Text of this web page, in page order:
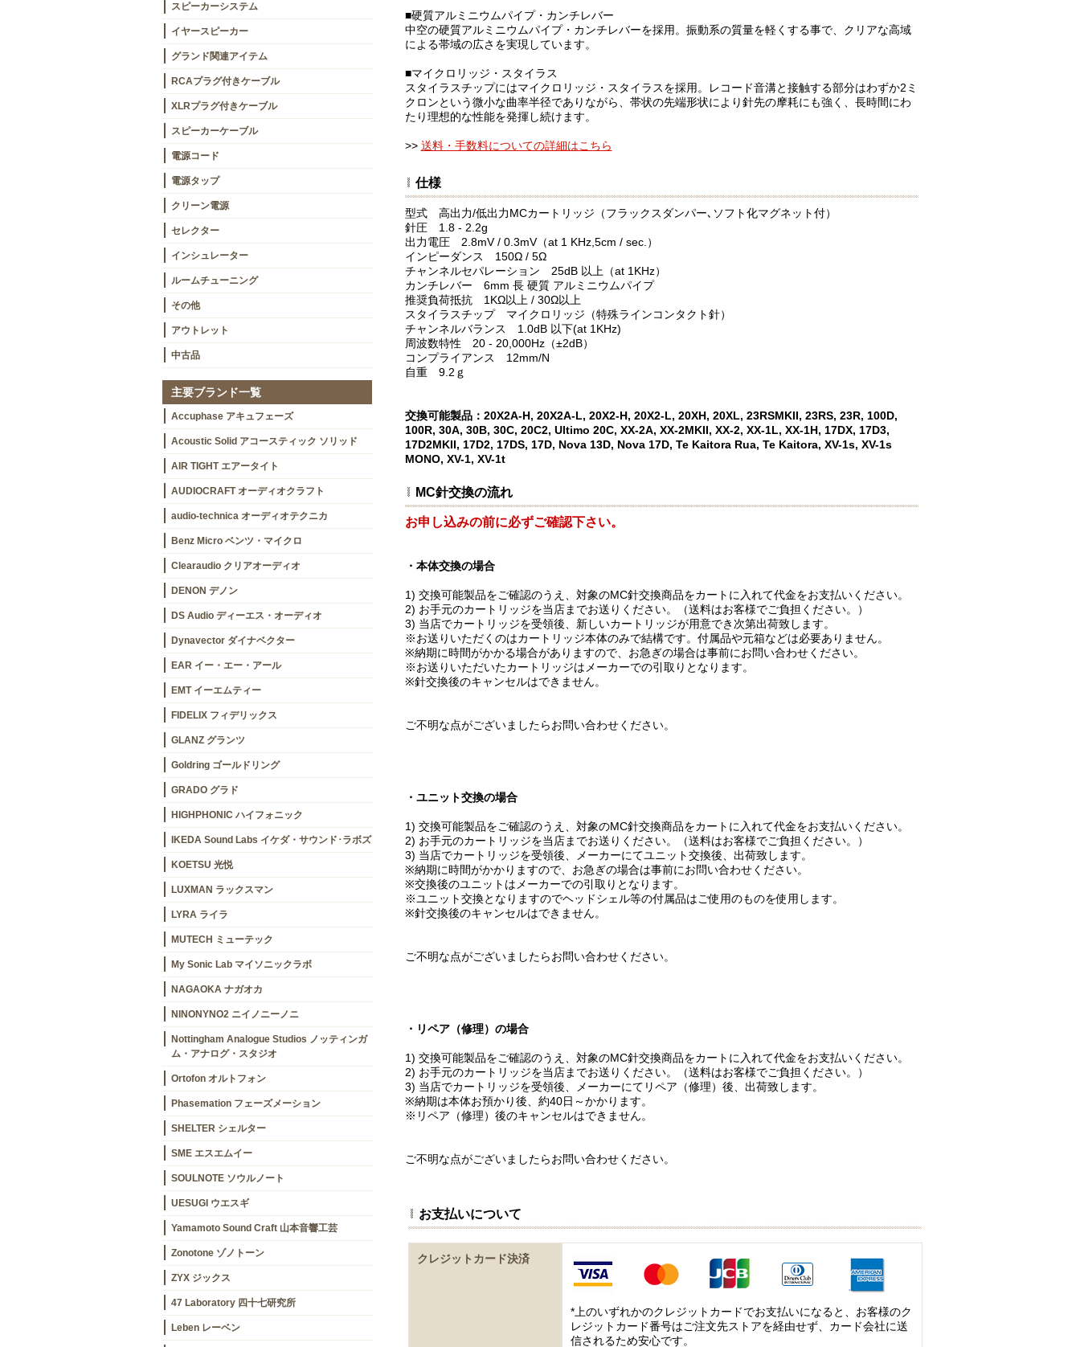
スピーカーシステム
イヤースピーカー
グランド関連アイテム
RCAプラグ付きケーブル
XLRプラグ付きケーブル
スピーカーケーブル
電源コード
電源タップ
クリーン電源
セレクター
インシュレーター
ルームチューニング
その他
アウトレット
中古品
主要ブランド一覧
Accuphase アキュフェーズ
Acoustic Solid アコースティック ソリッド
AIR TIGHT エアータイト
AUDIOCRAFT オーディオクラフト
audio-technica オーディオテクニカ
Benz Micro ベンツ・マイクロ
Clearaudio クリアオーディオ
DENON デノン
DS Audio ディーエス・オーディオ
Dynavector ダイナベクター
EAR イー・エー・アール
EMT イーエムティー
FIDELIX フィデリックス
GLANZ グランツ
Goldring ゴールドリング
GRADO グラド
HIGHPHONIC ハイフォニック
IKEDA Sound Labs イケダ・サウンド･ラボズ
KOETSU 光悦
LUXMAN ラックスマン
LYRA ライラ
MUTECH ミューテック
My Sonic Lab マイソニックラボ
NAGAOKA ナガオカ
NINONYNO2 ニイノニーノニ
Nottingham Analogue Studios ノッティンガ
ム・アナログ・スタジオ
Ortofon オルトフォン
Phasemation フェーズメーション
SHELTER シェルター
SME エスエムイー
SOULNOTE ソウルノート
UESUGI ウエスギ
Yamamoto Sound Craft 山本音響工芸
Zonotone ゾノトーン
ZYX ジックス
47 Laboratory 四十七研究所
Leben レーベン
■硬質アルミニウムパイプ・カンチレバー
中空の硬質アルミニウムパイプ・カンチレバーを採用。振動系の質量を軽くする事で、クリアな高域
による帯域の広さを実現しています。
■マイクロリッジ・スタイラス
スタイラスチップにはマイクロリッジ・スタイラスを採用。レコード音溝と接触する部分はわずか2ミ
クロンという微小な曲率半径でありながら、帯状の先端形状により針先の摩耗にも強く、長時間にわ
たり理想的な性能を発揮し続けます。
>> 送料・手数料についての詳細はこちら
仕様
型式 高出力/低出力MCカートリッジ（フラックスダンパー､ソフト化マグネット付）
針圧 1.8 - 2.2g
出力電圧 2.8mV / 0.3mV（at 1 KHz,5cm / sec.）
インピーダンス 150Ω / 5Ω
チャンネルセパレーション 25dB 以上（at 1KHz）
カンチレバー 6mm 長 硬質 アルミニウムパイプ
推奨負荷抵抗 1KΩ以上 / 30Ω以上
スタイラスチップ マイクロリッジ（特殊ラインコンタクト針）
チャンネルバランス 1.0dB 以下(at 1KHz)
周波数特性 20 - 20,000Hz（±2dB）
コンプライアンス 12mm/N
自重 9.2ｇ
交換可能製品：20X2A-H, 20X2A-L, 20X2-H, 20X2-L, 20XH, 20XL, 23RSMKII, 23RS, 23R, 100D,
100R, 30A, 30B, 30C, 20C2, Ultimo 20C, XX-2A, XX-2MKII, XX-2, XX-1L, XX-1H, 17DX, 17D3,
17D2MKII, 17D2, 17DS, 17D, Nova 13D, Nova 17D, Te Kaitora Rua, Te Kaitora, XV-1s, XV-1s
MONO, XV-1, XV-1t
MC針交換の流れ
お申し込みの前に必ずご確認下さい。
・本体交換の場合
1) 交換可能製品をご確認のうえ、対象のMC針交換商品をカートに入れて代金をお支払いください。
2) お手元のカートリッジを当店までお送りください。（送料はお客様でご負担ください。）
3) 当店でカートリッジを受領後、新しいカートリッジが用意でき次第出荷致します。
※お送りいただくのはカートリッジ本体のみで結構です。付属品や元箱などは必要ありません。
※納期に時間がかかる場合がありますので、お急ぎの場合は事前にお問い合わせください。
※お送りいただいたカートリッジはメーカーでの引取りとなります。
※針交換後のキャンセルはできません。
ご不明な点がございましたらお問い合わせください。
・ユニット交換の場合
1) 交換可能製品をご確認のうえ、対象のMC針交換商品をカートに入れて代金をお支払いください。
2) お手元のカートリッジを当店までお送りください。（送料はお客様でご負担ください。）
3) 当店でカートリッジを受領後、メーカーにてユニット交換後、出荷致します。
※納期に時間がかかりますので、お急ぎの場合は事前にお問い合わせください。
※交換後のユニットはメーカーでの引取りとなります。
※ユニット交換となりますのでヘッドシェル等の付属品はご使用のものを使用します。
※針交換後のキャンセルはできません。
ご不明な点がございましたらお問い合わせください。
・リペア（修理）の場合
1) 交換可能製品をご確認のうえ、対象のMC針交換商品をカートに入れて代金をお支払いください。
2) お手元のカートリッジを当店までお送りください。（送料はお客様でご負担ください。）
3) 当店でカートリッジを受領後、メーカーにてリペア（修理）後、出荷致します。
※納期は本体お預かり後、約40日～かかります。
※リペア（修理）後のキャンセルはできません。
ご不明な点がございましたらお問い合わせください。
お支払いについて
クレジットカード決済
*上のいずれかのクレジットカードでお支払いになると、お客様のク
レジットカード番号はご注文先ストアを経由せず、カード会社に送
信されるため安心です。